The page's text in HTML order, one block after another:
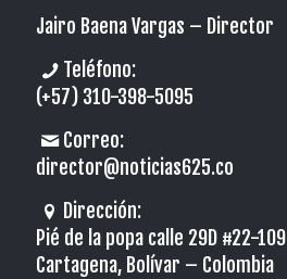
Jairo Baena Vargas – Director
Teléfono:
(+57) 310-398-5095
Correo:
director@noticias625.co
Dirección:
Pié de la popa calle 29D #22-109
Cartagena, Bolívar – Colombia